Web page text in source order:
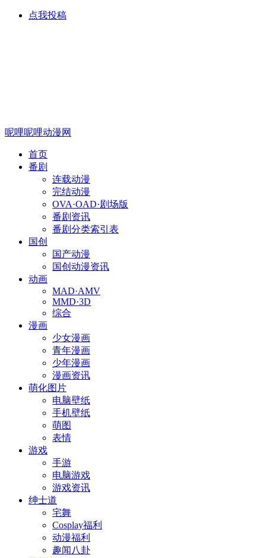
点我投稿
呢哩呢哩动漫网
首页
番剧
连载动漫
完结动漫
OVA·OAD·剧场版
番剧资讯
番剧分类索引表
国创
国产动漫
国创动漫资讯
动画
MAD·AMV
MMD·3D
综合
漫画
少女漫画
青年漫画
少年漫画
漫画资讯
萌化图片
电脑壁纸
手机壁纸
萌图
表情
游戏
手游
电脑游戏
游戏资讯
绅士道
宅舞
Cosplay福利
动漫福利
趣闻八卦